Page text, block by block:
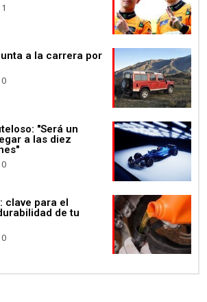
1
a la carrera por
0
"Será un
a las diez
0
clave para el
de tu
0